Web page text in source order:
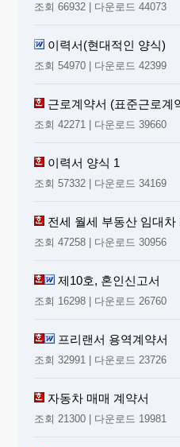
조회 66932 | 다운로드 44073
이력서(현대적인 양식)
조회 54970 | 다운로드 42399
근로계약서 (표준근로계
조회 42271 | 다운로드 39660
이력서 양식 1
조회 57332 | 다운로드 34169
전세 월세 부동산 임대차
조회 47258 | 다운로드 30956
제10호, 혼인신고서
조회 16298 | 다운로드 26760
프리랜서 용역계약서
조회 32991 | 다운로드 23726
자동차 매매 계약서
조회 21300 | 다운로드 19981